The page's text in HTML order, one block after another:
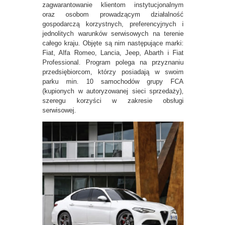
zagwarantowanie klientom instytucjonalnym
oraz osobom prowadzącym działalność
gospodarczą korzystnych, preferencyjnych i
jednolitych warunków serwisowych na terenie
całego kraju. Objęte są nim następujące marki:
Fiat, Alfa Romeo, Lancia, Jeep, Abarth i Fiat
Professional. Program polega na przyznaniu
przedsiębiorcom, którzy posiadają w swoim
parku min. 10 samochodów grupy FCA
(kupionych w autoryzowanej sieci sprzedaży),
szeregu korzyści w zakresie obsługi
serwisowej.